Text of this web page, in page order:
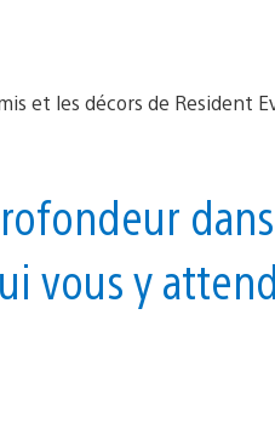
vous y